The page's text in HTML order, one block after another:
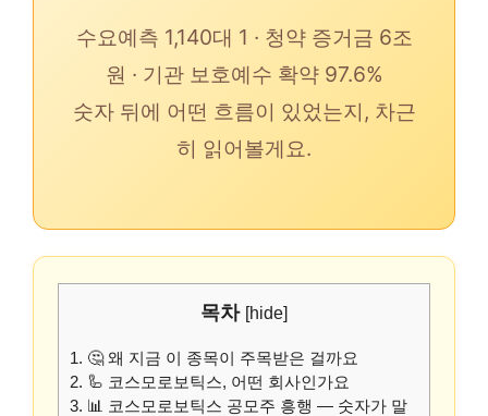
수요예측 1,140대 1 · 청약 증거금 6조
원 · 기관 보호예수 확약 97.6%
숫자 뒤에 어떤 흐름이 있었는지, 차근
히 읽어볼게요.
목차 [hide]
1. 🤔 왜 지금 이 종목이 주목받은 걸까요
2. 🦾 코스모로보틱스, 어떤 회사인가요
3. 📊 코스모로보틱스 공모주 흥행 — 숫자가 말